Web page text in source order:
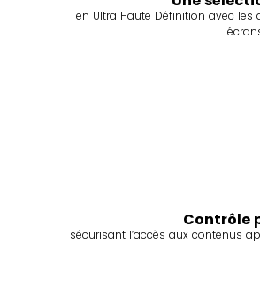
en Ultra Haute Définition avec
Contrôle
sécurisant l’accès aux contenus